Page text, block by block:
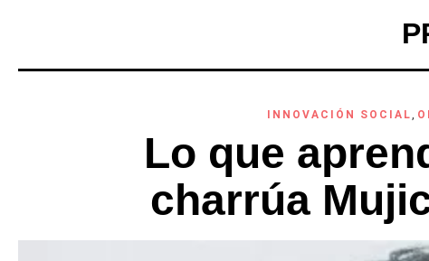
INNOVACIÓN SOCIAL,
Lo que
charrúa